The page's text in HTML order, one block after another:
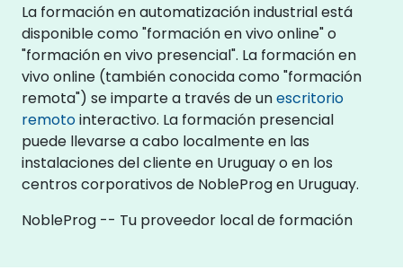
La formación en automatización industrial está
disponible como "formación en vivo online" o
"formación en vivo presencial". La formación en
vivo online (también conocida como "formación
remota") se imparte a través de unescritorio
remotointeractivo. La formación presencial
puede llevarse a cabo localmente en las
instalaciones del cliente en Uruguay o en los
centros corporativos de NobleProg en Uruguay.
NobleProg -- Tu proveedor local de formación